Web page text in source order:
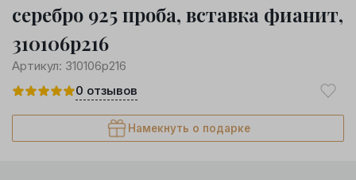
серебро 925 проба, вставка фианит,
310106р216
Артикул: 310106р216
0 отзывов
Намекнуть о подарке